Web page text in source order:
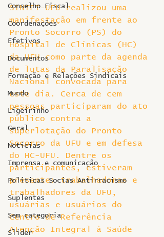
Conselho Fiscal
Coordenações
Efetivos
Documentos
Formação e Relações Sindicais
Mundo
Ligeirinho
Geral
Notícias
Imprensa e comunicação
Politicas Socias Antirracismo
Suplentes
Sem categoria
Slider
SINTET-UFU realizou uma
manifestação em frente ao
Pronto Socorro (PS) do
Hospital de Clínicas (HC)
da UFU como parte da agenda
de lutas da Paralisação
Nacional convocada para
este dia. Cerca de cem
pessoas participaram do ato
público contra a
superlotação do Pronto
Socorro da UFU e em defesa
do HC-UFU. Dentre os
participantes, estiveram
presente: trabalhadoras e
trabalhadores da UFU,
usuárias e usuários do
Centro de Referência
Atenção Integral à Saúde